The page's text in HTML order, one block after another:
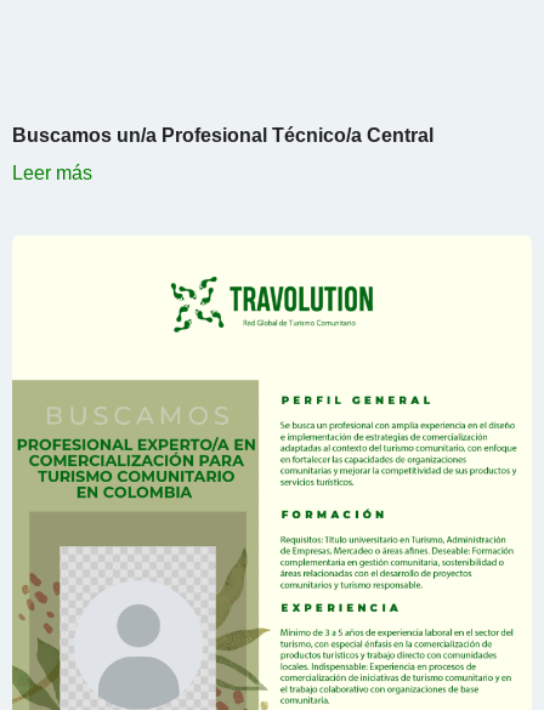
Buscamos un/a Profesional Técnico/a Central
Leer más